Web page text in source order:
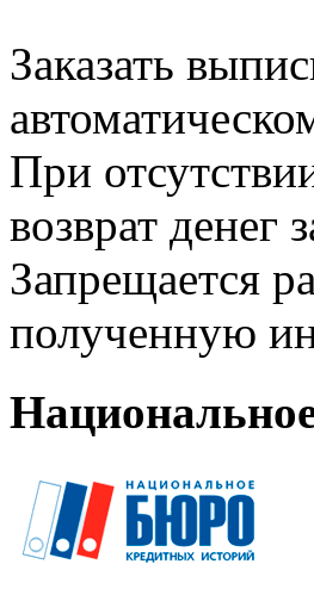
Заказать
При
возврат денег
Запрещается
полученную